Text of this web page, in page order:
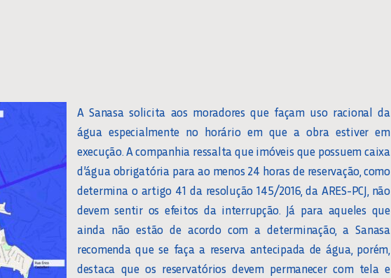
A Sanasa solicita aos moradores que façam uso racional da
água especialmente no horário em que a obra estiver em
execução. A companhia ressalta que imóveis que possuem caixa
d’água obrigatória para ao menos 24 horas de reservação, como
determina o artigo 41 da resolução 145/2016, da ARES-PCJ, não
devem sentir os efeitos da interrupção. Já para aqueles que
ainda não estão de acordo com a determinação, a Sanasa
recomenda que se faça a reserva antecipada de água, porém,
destaca que os reservatórios devem permanecer com tela e